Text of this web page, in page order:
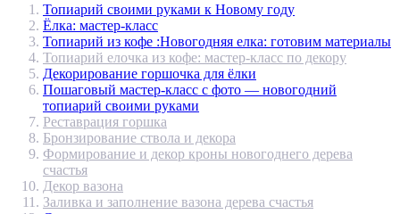
Топиарий своими руками к Новому году
Ёлка: мастер-класс
Топиарий из кофе :Новогодняя елка: готовим материалы
Топиарий елочка из кофе: мастер-класс по декору
Декорирование горшочка для ёлки
Пошаговый мастер-класс с фото — новогодний
топиарий своими руками
Реставрация горшка
Бронзирование ствола и декора
Формирование и декор кроны новогоднего дерева
счастья
Декор вазона
Заливка и заполнение вазона дерева счастья